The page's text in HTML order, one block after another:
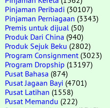
Pinjaman Peribadi (30107)
Pinjaman Perniagaan (3343)
Premis untuk dijual (50)
Produk Dari China (940)
Produk Sejuk Beku (2802)
Program Consignment (3023)
Program Dropship (13197)
Pusat Bahasa (874)
Pusat Jagaan Bayi (4701)
Pusat Latihan (1558)
Pusat Memandu (222)